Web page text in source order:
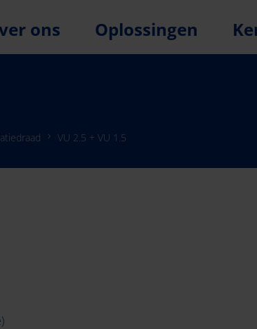
ons Oplossingen
VU 2.5 + VU 1.5